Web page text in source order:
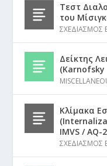
Τεστ
του
ΣΧΕΔΙΑΣΜΟΣ
Δείκτης
(Karnofsky
Κλίμακα
IMVS / AQ-
ΣΧΕΔΙΑΣΜΟΣ